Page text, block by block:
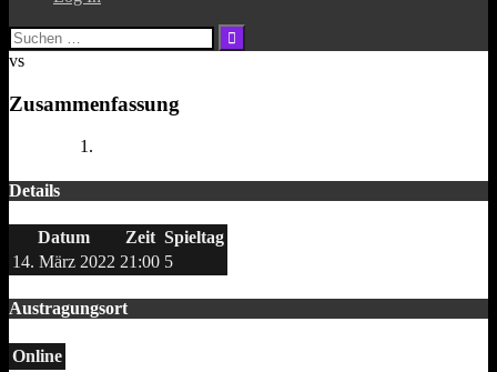
Suchen
nach:
vs
Zusammenfassung
Details
Datum Zeit Spieltag
14. März 2022 21:00 5
Austragungsort
Online